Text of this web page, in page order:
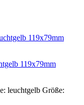
119x79mm
leuchtgelb Größe: